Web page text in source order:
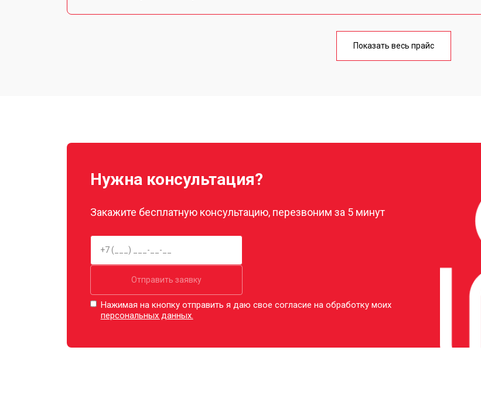
от 60 мин
Показать весь прайс
Нужна консультация?
Закажите бесплатную консультацию, перезвоним за 5 минут
Отправить заявку
Нажимая на кнопку отправить я даю свое согласие на обработку моих
персональных данных.